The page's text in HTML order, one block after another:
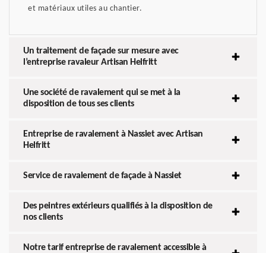
et matériaux utiles au chantier.
Un traitement de façade sur mesure avec
l’entreprise ravaleur Artisan Helfritt
Une société de ravalement qui se met à la
disposition de tous ses clients
Entreprise de ravalement à Nassiet avec Artisan
Helfritt
Service de ravalement de façade à Nassiet
Des peintres extérieurs qualifiés à la disposition de
nos clients
Notre tarif entreprise de ravalement accessible à